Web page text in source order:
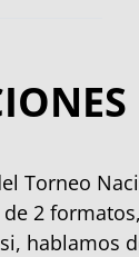
Torneo
2
hablamos